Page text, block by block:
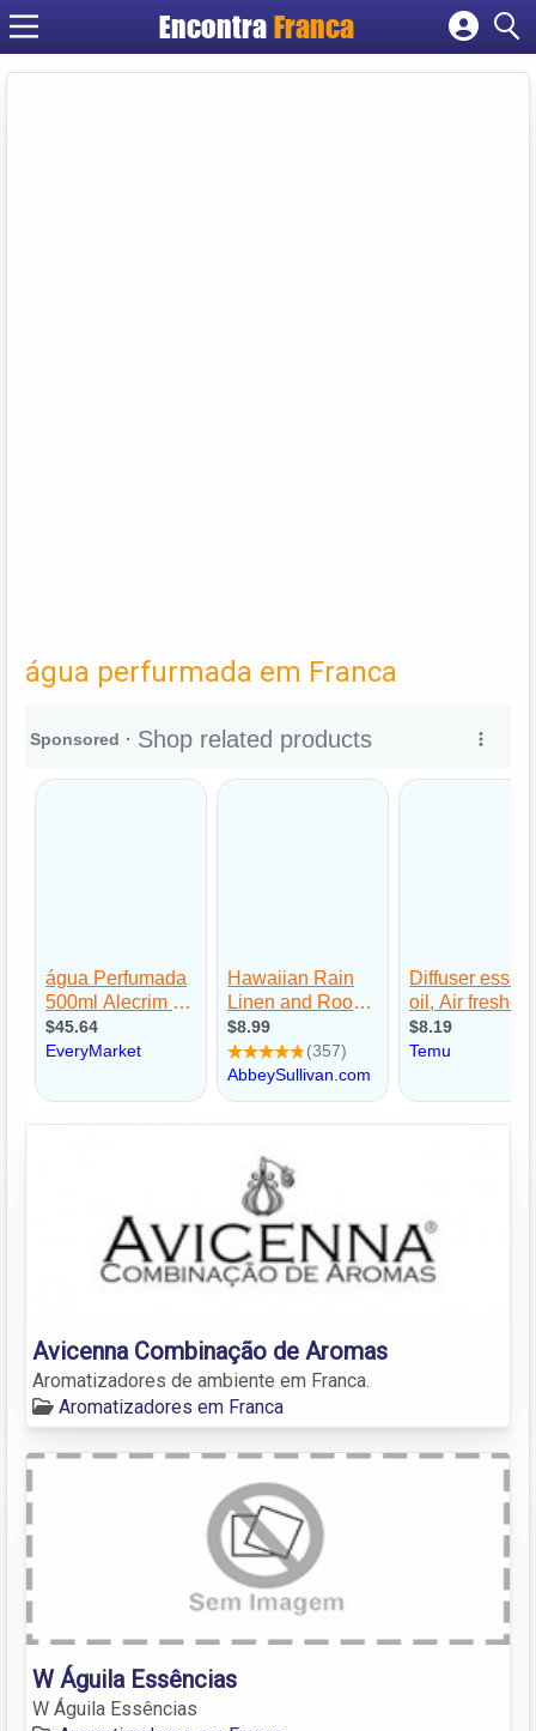
Encontra Franca
Cadastrar empresa
água perfurmada em Franca
Avicenna Combinação de Aromas
Aromatizadores de ambiente em Franca.
Aromatizadores em Franca
W Águila Essências
W Águila Essências